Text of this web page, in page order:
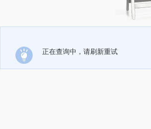
正在查询中，请刷新重试